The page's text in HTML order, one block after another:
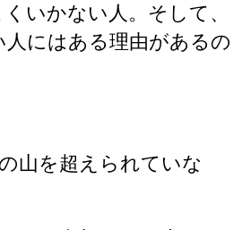
いかない人。そして、
人にはある理由があるの
山を超えられていな